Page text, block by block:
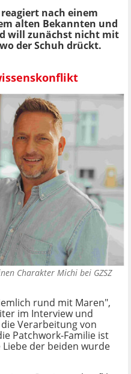
nach einem
alten Bekannten und
will zunächst nicht mit
der Schuh drückt.
Charakter Michi bei GZSZ
rund mit Maren",
im Interview und
Verarbeitung von
Patchwork-Familie ist
der beiden wurde